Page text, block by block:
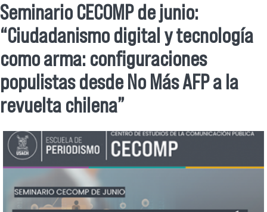
Se encuentra usted aquí
Seminario CECOMP de junio:
“Ciudadanismo digital y tecnología
como arma: configuraciones
populistas desde No Más AFP a la
revuelta chilena”